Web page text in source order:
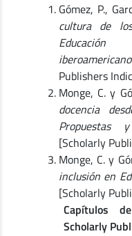
Gómez, P.,
cultura de
Publishers
Monge, C. y
docencia
Propuestas
[Scholarly
Monge, C. y
inclusión en
[Scholarly
Capítulos
Scholarly